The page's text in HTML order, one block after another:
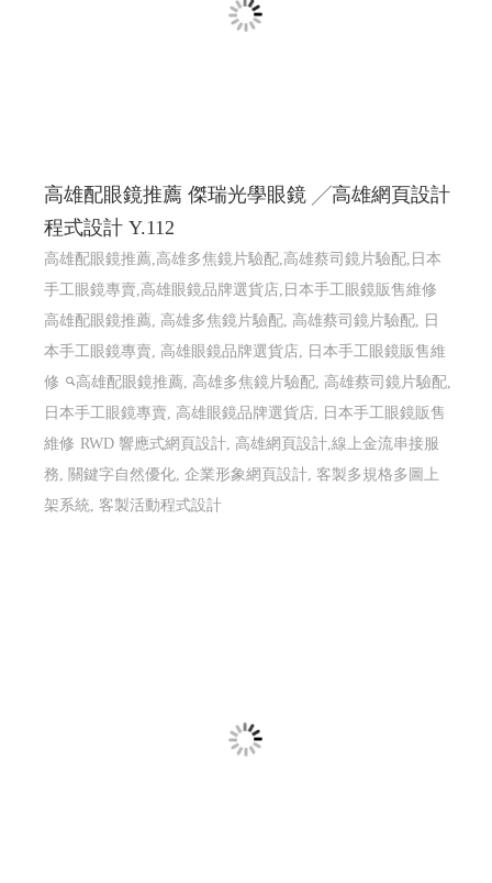
高雄配眼鏡推薦 傑瑞光學眼鏡 ╱高雄網頁設計
程式設計 Y.112
高雄配眼鏡推薦,高雄多焦鏡片驗配,高雄蔡司鏡片驗配,日本
手工眼鏡專賣,高雄眼鏡品牌選貨店,日本手工眼鏡販售維修
高雄配眼鏡推薦, 高雄多焦鏡片驗配, 高雄蔡司鏡片驗配, 日
本手工眼鏡專賣, 高雄眼鏡品牌選貨店, 日本手工眼鏡販售維
修
高雄配眼鏡推薦, 高雄多焦鏡片驗配, 高雄蔡司鏡片驗配,
日本手工眼鏡專賣, 高雄眼鏡品牌選貨店, 日本手工眼鏡販售
維修 RWD 響應式網頁設計, 高雄網頁設計,線上金流串接服
務, 關鍵字自然優化, 企業形象網頁設計, 客製多規格多圖上
架系統, 客製活動程式設計